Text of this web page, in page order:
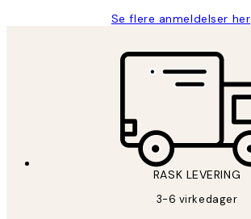
Se flere anmeldelser her
RASK LEVERING
3-6 virkedager